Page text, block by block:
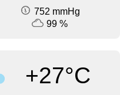
752 mmHg
99 %
+27°C